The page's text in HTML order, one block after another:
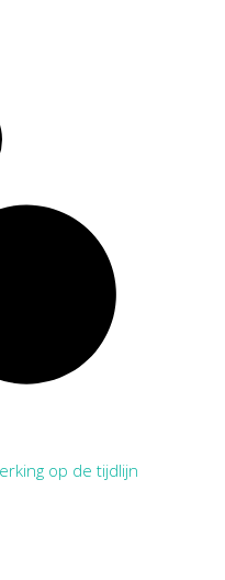
op de tijdlijn